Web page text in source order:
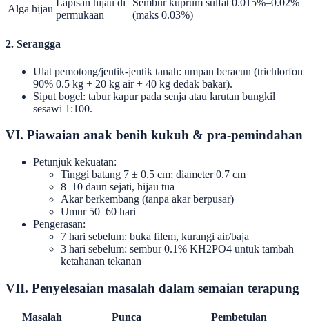
Alga hijau
Lapisan hijau di
permukaan
Sembur kuprum sulfat 0.015%–0.02%
(maks 0.03%)
2. Serangga
Ulat pemotong/jentik-jentik tanah: umpan beracun (trichlorfon
90% 0.5 kg + 20 kg air + 40 kg dedak bakar).
Siput bogel: tabur kapur pada senja atau larutan bungkil
sesawi 1:100.
VI. Piawaian anak benih kukuh & pra-pemindahan
Petunjuk kekuatan:
Tinggi batang 7 ± 0.5 cm; diameter 0.7 cm
8–10 daun sejati, hijau tua
Akar berkembang (tanpa akar berpusar)
Umur 50–60 hari
Pengerasan:
7 hari sebelum: buka filem, kurangi air/baja
3 hari sebelum: sembur 0.1% KH2PO4 untuk tambah
ketahanan tekanan
VII. Penyelesaian masalah dalam semaian terapung
Masalah Punca
Pembetulan